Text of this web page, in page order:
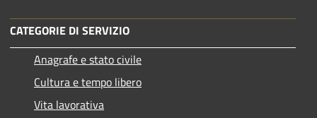
CATEGORIE DI SERVIZIO
Anagrafe e stato civile
Cultura e tempo libero
Vita lavorativa